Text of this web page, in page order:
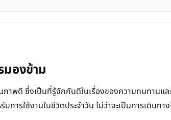
มองข้าม
ภาพดี ซึ่งเป็นที่รู้จักกันดีในเรื่องของความทนทาน
ารใช้งานในชีวิตประจำวัน ไม่ว่าจะเป็นการเดินท